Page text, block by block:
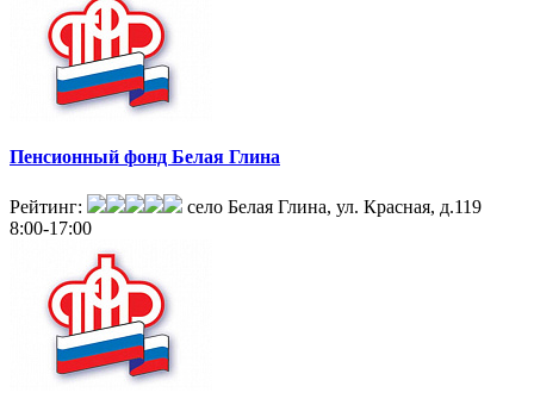
Пенсионный фонд Белая Глина
Рейтинг:
село Белая Глина, ул. Красная, д.119
8:00-17:00